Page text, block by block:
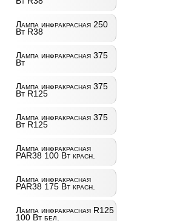
Лампа инфракрасная 250
Вт R38
Лампа инфракрасная 375
Вт
Лампа инфракрасная 375
Вт R125
Лампа инфракрасная 375
Вт R125
Лампа инфракрасная
PAR38 100 Вт красн.
Лампа инфракрасная
PAR38 175 Вт красн.
Лампа инфракрасная R125
100 Вт бел.